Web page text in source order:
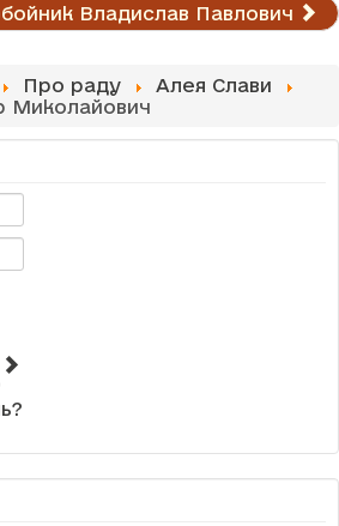
Владислав Павлович
Про раду
Алея Слави
Миколайович